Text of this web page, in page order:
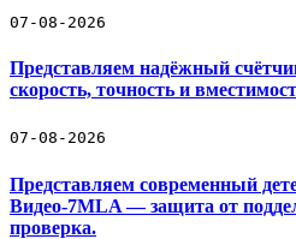
07-08-2026
Представляем надёжный
скорость, точность и
07-08-2026
Представляем современный
Видео-7МLA — защита от
проверка.